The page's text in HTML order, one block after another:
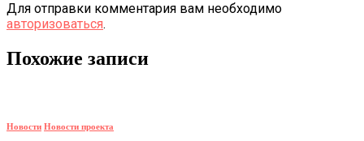
Для отправки комментария вам необходимо
авторизоваться.
Похожие записи
Новости Новости проекта